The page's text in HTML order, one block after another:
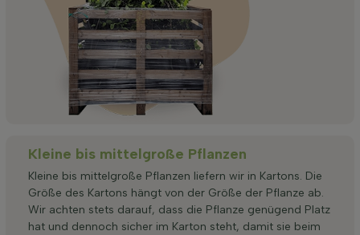
Kleine bis mittelgroße Pflanzen
Kleine bis mittelgroße Pflanzen liefern wir in Kartons. Die
Größe des Kartons hängt von der Größe der Pflanze ab.
Wir achten stets darauf, dass die Pflanze genügend Platz
hat und dennoch sicher im Karton steht, damit sie beim